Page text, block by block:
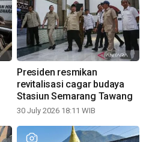
Presiden resmikan
revitalisasi cagar budaya
Stasiun Semarang Tawang
30 July 2026 18:11 WIB